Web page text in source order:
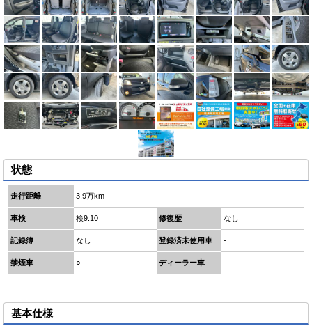
状態
走行距離 3.9万km
車検 検9.10 修復歴 なし
記録簿 なし 登録済未使用車 -
禁煙車 ○ ディーラー車 -
基本仕様